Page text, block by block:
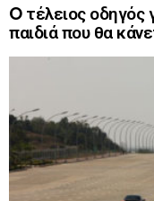
O τέλειος οδηγός
παιδιά που θα